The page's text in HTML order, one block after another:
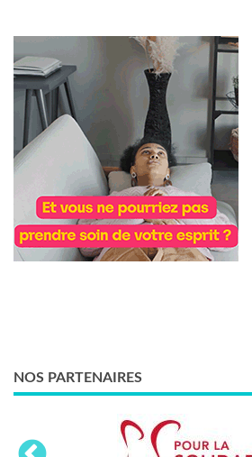
NOS PARTENAIRES